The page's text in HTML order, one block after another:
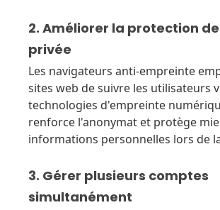
2. Améliorer la protection
privée
Les navigateurs anti-empreinte
sites web de suivre les utilisateurs
technologies d'empreinte
renforce l'anonymat et protège
informations personnelles lors de
3. Gérer plusieurs comptes
simultanément